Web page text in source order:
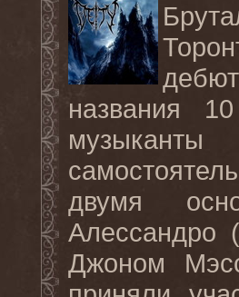
названия
двумя
Алессандро
Джоном